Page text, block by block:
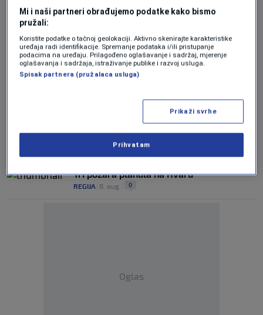
PUNI BATERIJE
hrvatskom otoku (FOTO)
NOGOMET|21. jun.| 0
Eko incident na Jadranu - more
(FOTO) Vatrogasci na Hvaru spasili psa iz
jame duboke 20 metara
13. jan. | 0
Tri požara planula na Hvaru
REGIJA 8. aug. 0
Oglas
Mi i naši partneri obrađujemo podatke kako bismo
pružali:
Koristite podatke o tačnoj geolokaciji. Aktivno skenirajte karakteristike
uređaja radi identifikacije. Spremanje podataka i/ili pristupanje
podacima na uređaju. Prilagođeno oglašavanje i sadržaj, mjerenje
oglašavanja i sadržaja, istraživanje publike i razvoj usluga.
Spisak partnera (pružalaca usluga)
Prikaži svrhe
Prihvatam